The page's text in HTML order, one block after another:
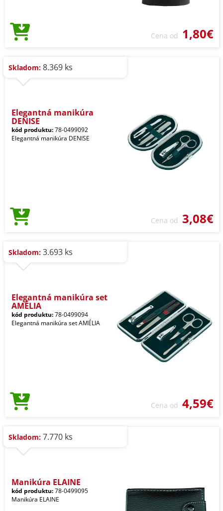
Cena od 1,80€
Skladom: 8.369 ks
Elegantná manikúra
DENISE
kód produktu:78-0499092
Elegantná manikúra DENISE
Cena od 3,08€
Skladom: 3.693 ks
Elegantná manikúra set
AMÉLIA
kód produktu:78-0499094
Elegantná manikúra set AMÉLIA
Cena od 4,59€
Skladom: 7.770 ks
Manikúra ELAINE
kód produktu:78-0499095
Manikúra ELAINE